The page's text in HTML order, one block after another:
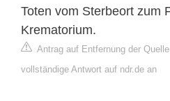
Toten vom Sterbeort zum
Krematorium.
Antrag auf Entfernung der Quelle
vollständige Antwort auf ndr.de an